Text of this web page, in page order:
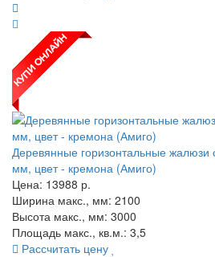
Деревянные горизонтальные
мм, цвет - кремона (Амиго)
Цена: 13988 р.
Ширина макс., мм: 2100
Высота макс., мм: 3000
Площадь макс., кв.м.: 3,5
Рассчитать цену